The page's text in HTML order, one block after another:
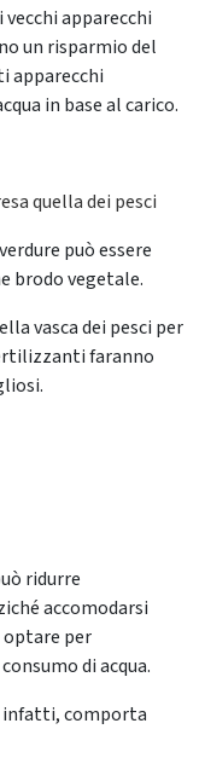
apparecchi
un risparmio del
apparecchi
in base al carico.
quella dei pesci
può essere
brodo vegetale.
vasca dei pesci per
faranno
ridurre
accomodarsi
optare per
di acqua.
infatti, comporta